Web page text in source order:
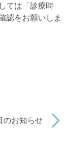
ては「診療時
認をお願いしま
のお知らせ